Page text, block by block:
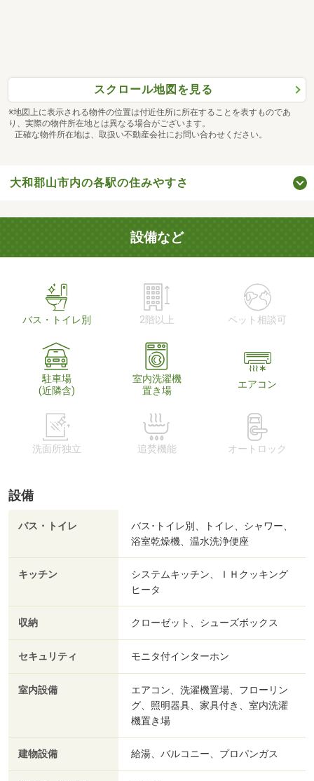
スクロール地図を見る
※地図上に表示される物件の位置は付近住所に所在することを表すものであ
り、実際の物件所在地とは異なる場合がございます。
正確な物件所在地は、取扱い不動産会社にお問い合わせください。
大和郡山市内の各駅の住みやすさ
設備など
バス・トイレ別 2階以上 ペット相談可
駐車場
(近隣含)
室内洗濯機
置き場
エアコン
洗面所独立 追焚機能 オートロック
設備
バス・トイレ
バス･トイレ別、トイレ、シャワー、
浴室乾燥機、温水洗浄便座
キッチン
システムキッチン、ＩＨクッキング
ヒータ
収納 クローゼット、シューズボックス
セキュリティ モニタ付インターホン
室内設備
エアコン、洗濯機置場、フローリン
グ、照明器具、家具付き、室内洗濯
機置き場
建物設備 給湯、バルコニー、プロパンガス